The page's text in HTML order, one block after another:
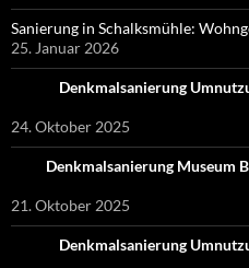
Sanierung in Schalksmühle:
25. Januar 2026
Denkmalsanierung
24. Oktober 2025
Denkmalsanierung Museum
21. Oktober 2025
Denkmalsanierung